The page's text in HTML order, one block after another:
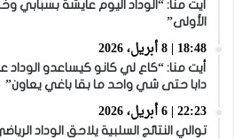
الأولى”
18:48 | 8 أبريل، 2026
أيت منا: “كاع لي كانو كيساعدو
دابا حتى شي واحد ما بقا باغي يعاون”
22:23 | 6 أبريل، 2026
توالي النتائج السلبية يلاحق الوداد